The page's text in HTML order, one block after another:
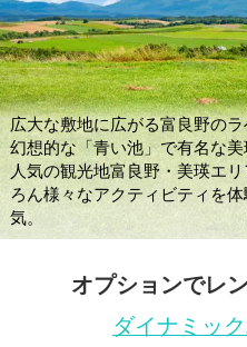
広大な敷地に広がる富良野の
幻想的な「青い池」で有名な
人気の観光地富良野・美瑛エ
ろん様々なアクティビティを
気。
オプションでレ
ダイナミッ